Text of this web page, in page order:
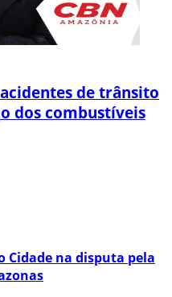
de trânsito
dos combustíveis
Cidade na disputa pela